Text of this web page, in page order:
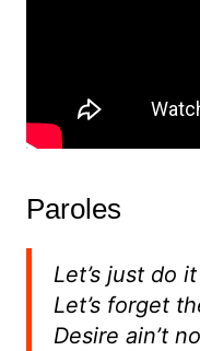
Paroles
Let’s just do
Let’s forget
Desire ain’t